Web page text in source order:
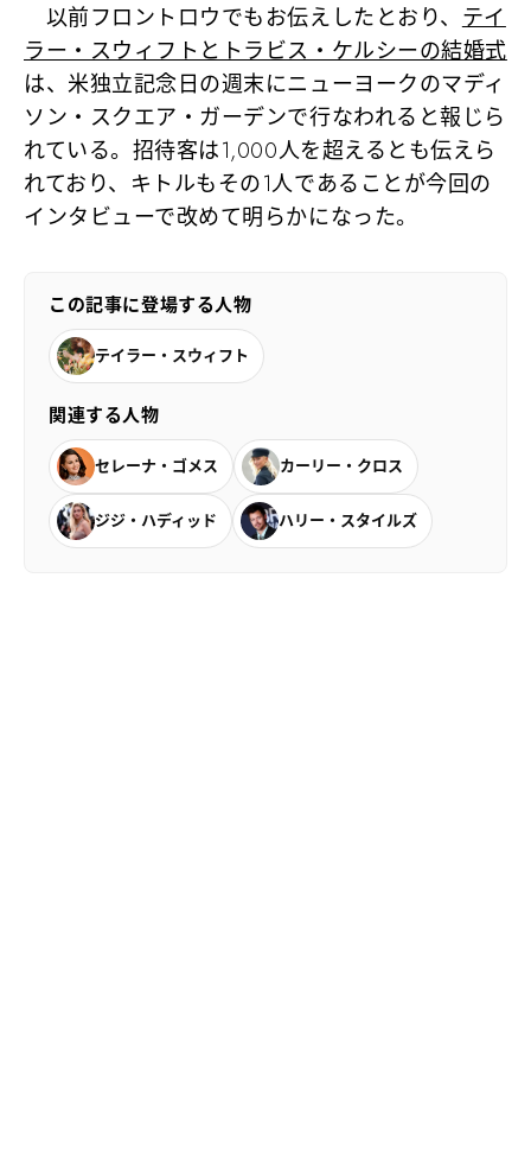
以前フロントロウでもお伝えしたとおり、 テイ
ラー・スウィフトとトラビス・ケルシーの結婚式
は、米独立記念日の週末にニューヨークのマディ
ソン・スクエア・ガーデンで行なわれると報じら
れている。招待客は1,000人を超えるとも伝えら
れており、キトルもその1人であることが今回の
インタビューで改めて明らかになった。
この記事に登場する人物
テイラー・スウィフト
関連する人物
セレーナ・ゴメス カーリー・クロス
ジジ・ハディッド ハリー・スタイルズ